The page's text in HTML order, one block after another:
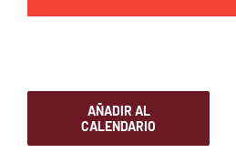
AÑADIR AL
CALENDARIO